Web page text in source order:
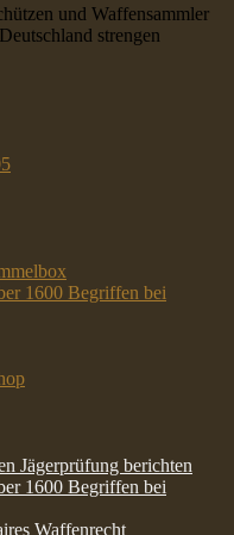
und Waffensammler
strengen